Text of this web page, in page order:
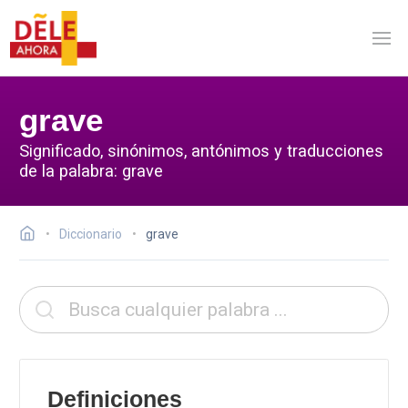
grave
Significado, sinónimos, antónimos y traducciones
de la palabra: grave
Diccionario grave
Definiciones